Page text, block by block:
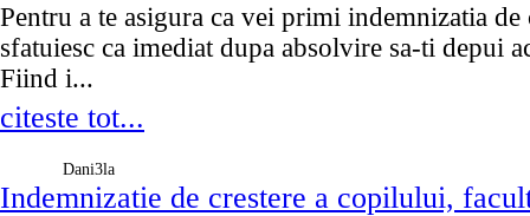
Pentru a te asigura ca vei primi indemnizatia
sfatuiesc ca imediat dupa absolvire sa-ti depui
Fiind i...
citeste tot...
Dani3la
Indemnizatie de crestere a copilului,